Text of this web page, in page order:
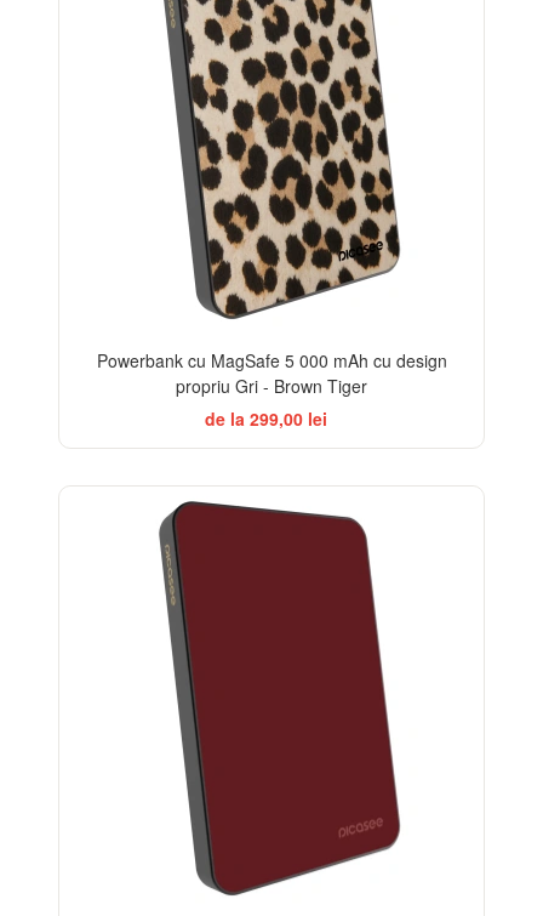
Powerbank cu MagSafe 5 000 mAh cu design
propriu Gri - Brown Tiger
de la 299,00 lei